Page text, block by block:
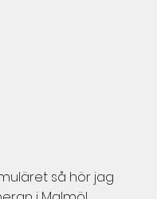
så hör jag